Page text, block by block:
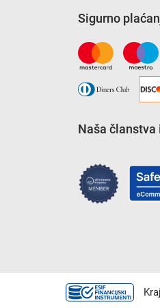
Sigurno
Naša članstva